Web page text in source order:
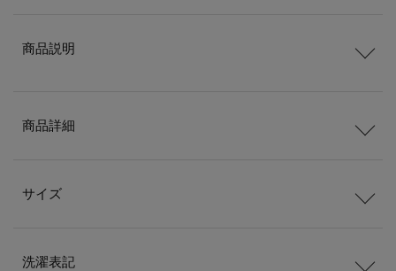
商品説明
商品詳細
サイズ
洗濯表記